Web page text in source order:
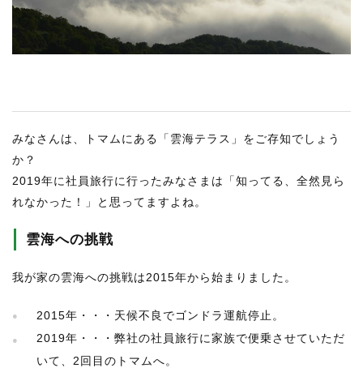
STAFF BLOG
CONTACT US
約款
情報セキュリティ
プライバシーポリシー
みなさんは、トマムにある「雲海テラス」をご存知でしょう
か？
2019年に社員旅行に行ったみなさまは「知ってる、全然見ら
れなかった！」と思ってますよね。
雲海への挑戦
我が家の雲海への挑戦は2015年から始まりました。
2015年・・・天候不良でゴンドラ運航停止。
2019年・・・弊社の社員旅行に家族で便乗させていただ
いて、2回目のトマムへ。